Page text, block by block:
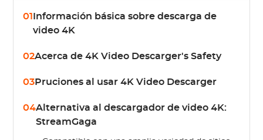
01 Información básica sobre descarga de
video 4K
02Acerca de 4K Video Descarger's Safety
03Pruciones al usar 4K Video Descarger
04Alternativa al descargador de video 4K:
StreamGaga